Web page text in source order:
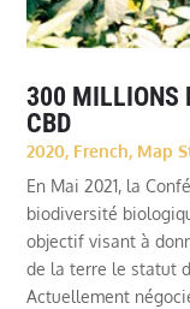
300 MILLIONS
CBD
2020, French, Map
En Mai 2021, la
biodiversité
objectif visant à
de la terre le statut
Actuellement